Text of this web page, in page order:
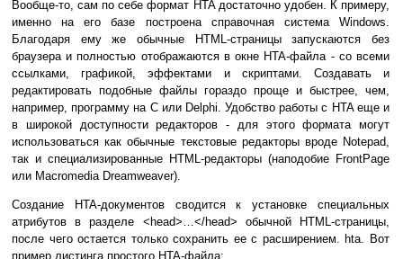
Вообще-то, сам по себе формат HTA достаточно удобен. К примеру,
именно на его базе построена справочная система Windows.
Благодаря ему же обычные HTML-страницы запускаются без
браузера и полностью отображаются в окне HTA-файла - со всеми
ссылками, графикой, эффектами и скриптами. Создавать и
редактировать подобные файлы гораздо проще и быстрее, чем,
например, программу на С или Delphi. Удобство работы с HTA еще и
в широкой доступности редакторов - для этого формата могут
использоваться как обычные текстовые редакторы вроде Notepad,
так и специализированные HTML-редакторы (наподобие FrontPage
или Macromedia Dreamweaver).
Создание HTA-документов сводится к установке специальных
атрибутов в разделе <head>…</head> обычной HTML-страницы,
после чего остается только сохранить ее с расширением. hta. Вот
пример листинга простого HTA-файла: